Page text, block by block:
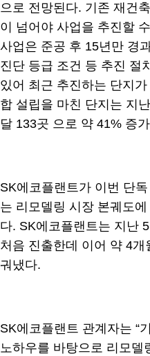
으로 전망된다. 기존 재건
이 넘어야 사업을 추진할
사업은 준공 후 15년만 경
진단 등급 조건 등 추진 절
있어 최근 추진하는 단지
합 설립을 마친 단지는 지
달 133곳 으로 약 41% 증
SK에코플랜트가 이번 단
는 리모델링 시장 본궤도
다. SK에코플랜트는 지난
처음 진출한데 이어 약 4
궈냈다.
SK에코플랜트 관계자는 “
노하우를 바탕으로 리모델